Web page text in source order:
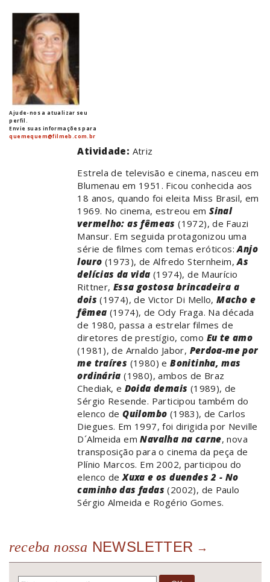
Ajude-nos a atualizar seu
perfil.
Envie suas informações para
quemequem@filmeb.com.br
Atividade: Atriz
Estrela de televisão e cinema, nasceu em
Blumenau em 1951. Ficou conhecida aos
18 anos, quando foi eleita Miss Brasil, em
1969. No cinema, estreou emSinal
vermelho: as fêmeas (1972), de Fauzi
Mansur. Em seguida protagonizou uma
série de filmes com temas eróticos:Anjo
louro (1973), de Alfredo Sternheim,As
delícias da vida (1974), de Maurício
Rittner, Essa gostosa brincadeira a
dois (1974), de Victor Di Mello,Macho e
fêmea (1974), de Ody Fraga. Na década
de 1980, passa a estrelar filmes de
diretores de prestígio, como Eu te amo
(1981), de Arnaldo Jabor, Perdoa-me por
me traíres (1980) eBonitinha, mas
ordinária (1980), ambos de Braz
Chediak, e Doida demais (1989), de
Sérgio Resende. Participou também do
elenco deQuilombo (1983), de Carlos
Diegues. Em 1997, foi dirigida por Neville
D´Almeida emNavalha na carne, nova
transposição para o cinema da peça de
Plínio Marcos. Em 2002, participou do
elenco deXuxa e os duendes 2 - No
caminho das fadas (2002), de Paulo
Sérgio Almeida e Rogério Gomes.
receba nossa NEWSLETTER